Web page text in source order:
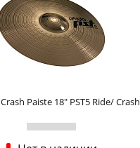
Paiste 18" PST5 Ride/ Crash